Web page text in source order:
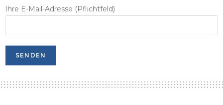
Ihre E-Mail-Adresse (Pflichtfeld)
A